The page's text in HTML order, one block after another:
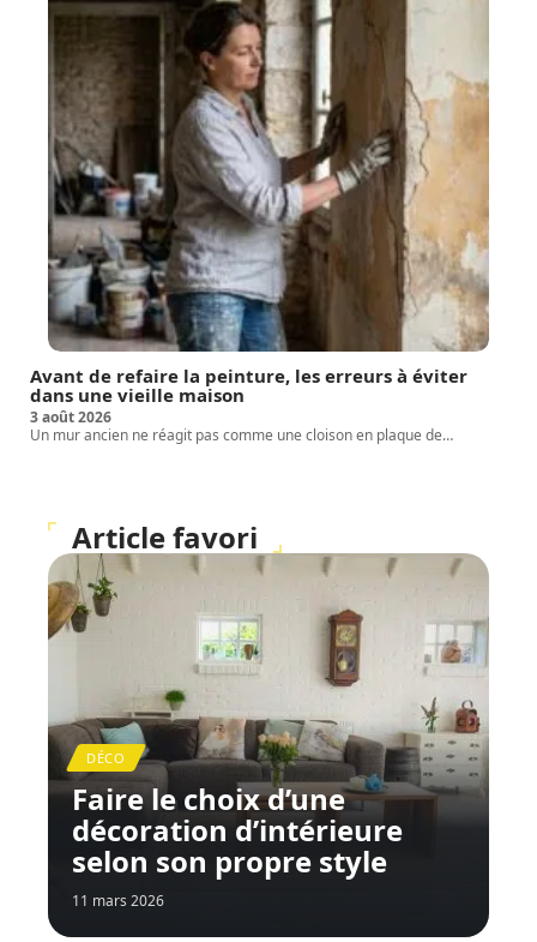
Avant de refaire la peinture, les erreurs à éviter
dans une vieille maison
3 août 2026
Un mur ancien ne réagit pas comme une cloison en plaque de…
Article favori
DÉCO
Faire le choix d’une
décoration d’intérieure
selon son propre style
11 mars 2026